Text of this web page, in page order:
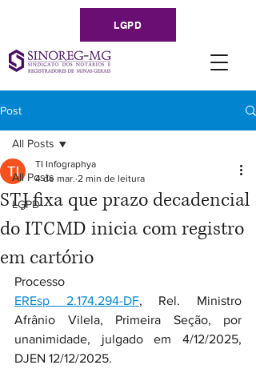
LGPD
Post
All Posts
LGPD
All Posts
STJ fixa que prazo decadencial
do ITCMD inicia com registro
em cartório
TI Infographya
4 de mar. 2 min de leitura
Processo
EREsp 2.174.294-DF, Rel. Ministro
Afrânio Vilela, Primeira Seção, por
unanimidade, julgado em 4/12/2025,
DJEN 12/12/2025.